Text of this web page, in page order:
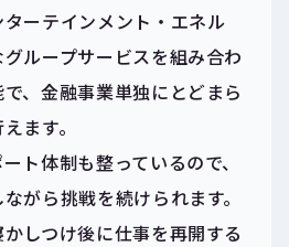
ーテインメント・エネル
ループサービスを組み合わ
、金融事業単独にとどまら
ます。
ト体制も整っているので、
がら挑戦を続けられます。
しつけ後に仕事を再開する